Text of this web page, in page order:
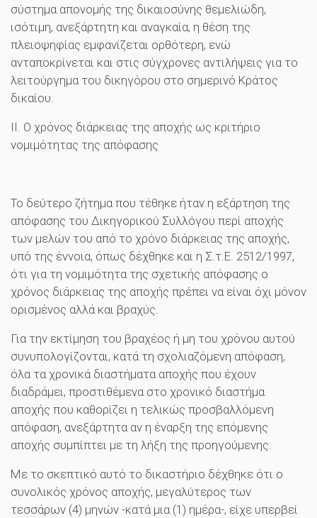
σύστημα απονομής της δικαιοσύνης θεμελιώδη,
ισότιμη, ανεξάρτητη και αναγκαία, η θέση της
πλειοψηφίας εμφανίζεται ορθότερη, ενώ
ανταποκρίνεται και στις σύγχρονες αντιλήψεις για το
λειτούργημα του δικηγόρου στο σημερινό Κράτος
δικαίου.
ΙΙ. Ο χρόνος διάρκειας της αποχής ως κριτήριο
νομιμότητας της απόφασης
Το δεύτερο ζήτημα που τέθηκε ήταν η εξάρτηση της
απόφασης του Δικηγορικού Συλλόγου περί αποχής
των μελών του από το χρόνο διάρκειας της αποχής,
υπό της έννοια, όπως δέχθηκε και η Σ.τ.Ε. 2512/1997,
ότι για τη νομιμότητα της σχετικής απόφασης ο
χρόνος διάρκειας της αποχής πρέπει να είναι όχι μόνον
ορισμένος αλλά και βραχύς.
Για την εκτίμηση του βραχέος ή μη του χρόνου αυτού
συνυπολογίζονται, κατά τη σχολιαζόμενη απόφαση,
όλα τα χρονικά διαστήματα αποχής που έχουν
διαδράμει, προστιθέμενα στο χρονικό διαστήμα
αποχής που καθορίζει η τελικώς προσβαλλόμενη
απόφαση, ανεξάρτητα αν η έναρξη της επόμενης
αποχής συμπίπτει με τη λήξη της προηγούμενης.
Με το σκεπτικό αυτό το δικαστήριο δέχθηκε ότι ο
συνολικός χρόνος αποχής, μεγαλύτερος των
τεσσάρων (4) μηνών -κατά μια (1) ημέρα-, είχε υπερβεί